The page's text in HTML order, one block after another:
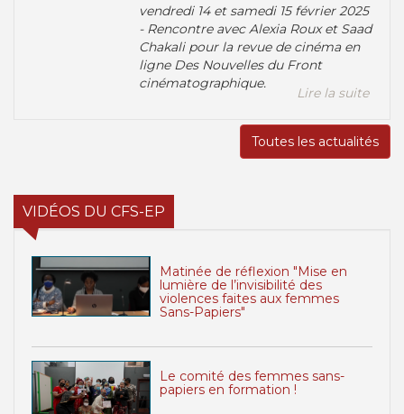
vendredi 14 et samedi 15 février 2025
- Rencontre avec Alexia Roux et Saad
Chakali pour la revue de cinéma en
ligne Des Nouvelles du Front
cinématographique.
Lire la suite
Toutes les actualités
VIDÉOS DU CFS-EP
Matinée de réflexion "Mise en
lumière de l’invisibilité des
violences faites aux femmes
Sans-Papiers"
Le comité des femmes sans-
papiers en formation !